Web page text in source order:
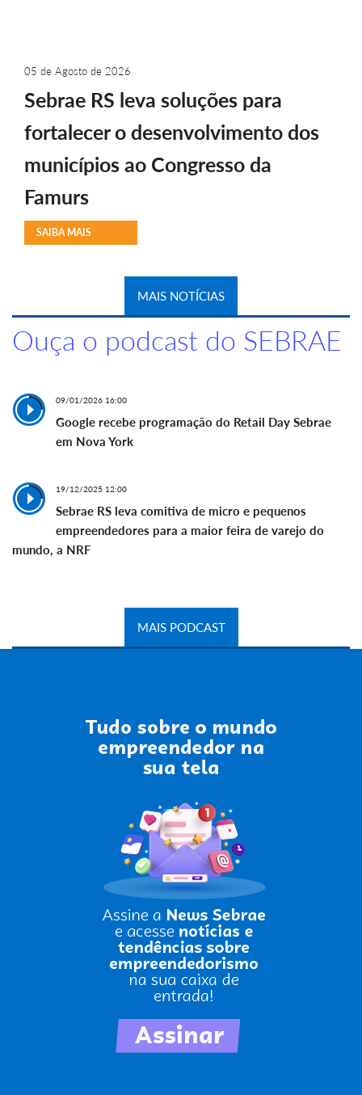
05 de Agosto de 2026
Sebrae RS leva soluções para
fortalecer o desenvolvimento dos
municípios ao Congresso da
Famurs
SAIBA MAIS
MAIS NOTÍCIAS
Ouça o podcast do SEBRAE
09/01/2026 16:00
Google recebe programação do Retail Day Sebrae
em Nova York
19/12/2025 12:00
Sebrae RS leva comitiva de micro e pequenos
empreendedores para a maior feira de varejo do
mundo, a NRF
MAIS PODCAST